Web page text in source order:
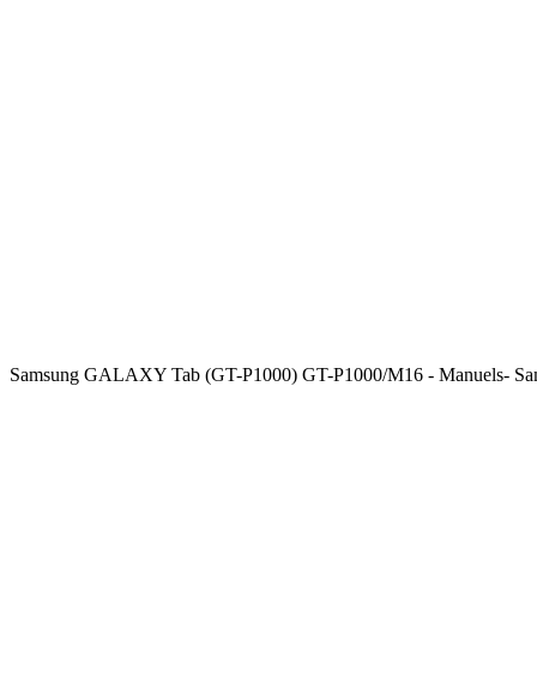
Samsung GALAXY Tab (GT-P1000) GT-P1000/M16 - Manuels-